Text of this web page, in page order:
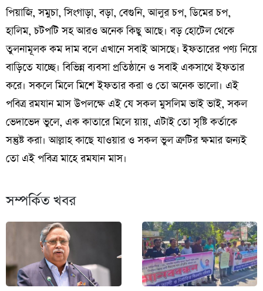
পিয়াজি, সমুচা, সিংগাড়া, বড়া, বেগুনি, আলুর চপ, ডিমের চপ,
হালিম, চটপটি সহ আরও অনেক কিছু আছে। বড় হোটেল থেকে
তুলনামূলক কম দাম বলে এখানে সবাই আসছে। ইফতারের পণ্য নিয়ে
বাড়িতে যাচ্ছে। বিভিন্ন ব্যবসা প্রতিষ্ঠানে ও সবাই একসাথে ইফতার
করে। সকলে মিলে মিশে ইফতার করা ও তো অনেক ভালো। এই
পবিত্র রমযান মাস উপলক্ষে এই যে সকল মুসলিম ভাই ভাই, সকল
ভেদাভেদ ভুলে, এক কাতারে মিলে য়ায়, এটাই তো সৃষ্টি কর্তাকে
সন্তুষ্ট করা। আল্লাহ কাছে যাওয়ার ও সকল ভুল ত্রুটির ক্ষমার জন্যই
তো এই পবিত্র মাহে রমযান মাস।
সম্পর্কিত খবর